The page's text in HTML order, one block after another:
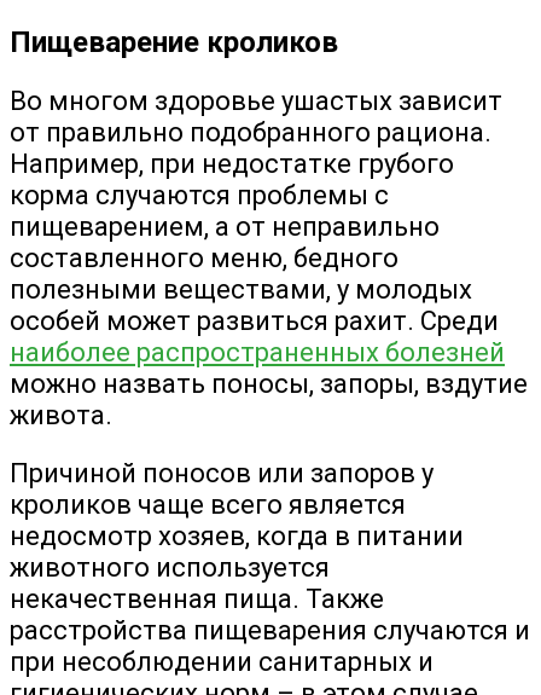
Пищеварение кроликов
Во многом здоровье ушастых зависит
от правильно подобранного рациона.
Например, при недостатке грубого
корма случаются проблемы с
пищеварением, а от неправильно
составленного меню, бедного
полезными веществами, у молодых
особей может развиться рахит. Среди
наиболее распространенных болезней
можно назвать поносы, запоры, вздутие
живота.
Причиной поносов или запоров у
кроликов чаще всего является
недосмотр хозяев, когда в питании
животного используется
некачественная пища. Также
расстройства пищеварения случаются и
при несоблюдении санитарных и